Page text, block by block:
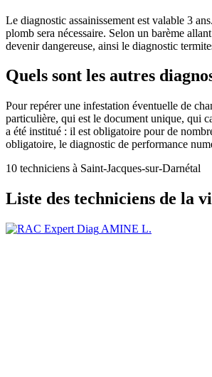
Le diagnostic assainissement est valable 3
plomb sera nécessaire. Selon un barème
devenir dangereuse, ainsi le diagnostic
Quels sont les autres
Pour repérer une infestation éventuelle de
particulière, qui est le document unique, qui
a été institué : il est obligatoire pour de
obligatoire, le diagnostic de performance
10 techniciens à Saint-Jacques-sur-Darnétal
Liste des techniciens de la
AMINE L.